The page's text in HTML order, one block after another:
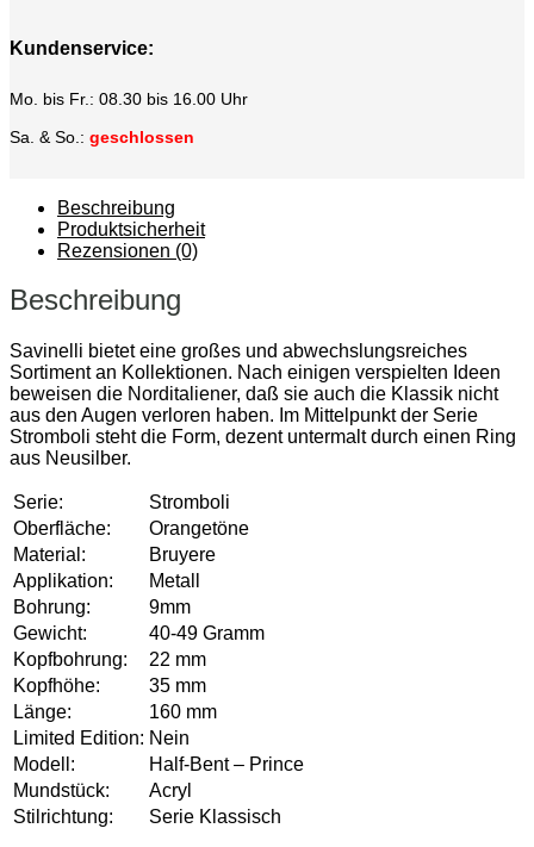
Kundenservice:
Mo. bis Fr.: 08.30 bis 16.00 Uhr
Sa. & So.: geschlossen
Beschreibung
Produktsicherheit
Rezensionen (0)
Beschreibung
Savinelli bietet eine großes und abwechslungsreiches
Sortiment an Kollektionen. Nach einigen verspielten Ideen
beweisen die Norditaliener, daß sie auch die Klassik nicht
aus den Augen verloren haben. Im Mittelpunkt der Serie
Stromboli steht die Form, dezent untermalt durch einen Ring
aus Neusilber.
Serie:
Stromboli
Oberfläche:
Orangetöne
Material:
Bruyere
Applikation:
Metall
Bohrung:
9mm
Gewicht:
40-49 Gramm
Kopfbohrung:
22 mm
Kopfhöhe:
35 mm
Länge:
160 mm
Limited Edition: Nein
Modell:
Half-Bent – Prince
Mundstück:
Acryl
Stilrichtung:
Serie Klassisch